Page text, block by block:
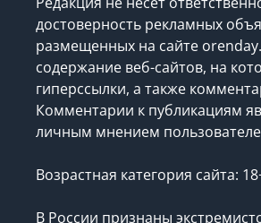
достоверность рекламных
размещенных на сайте
содержание веб-сайтов, на
гиперссылки, а также
Комментарии к публикациям
личным мнением
Возрастная категория сайта:
В России признаны